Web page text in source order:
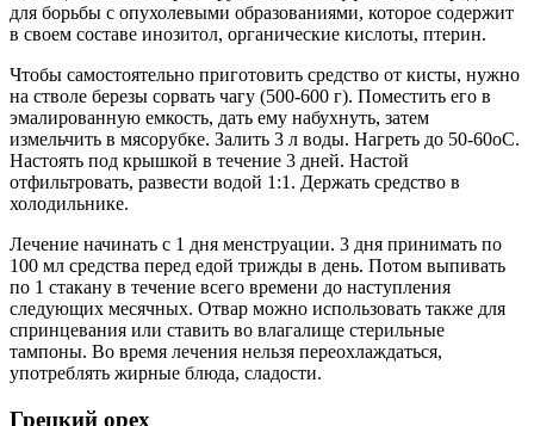
для борьбы с опухолевыми образованиями, которое содержит
в своем составе инозитол, органические кислоты, птерин.
Чтобы самостоятельно приготовить средство от кисты, нужно
на стволе березы сорвать чагу (500-600 г). Поместить его в
эмалированную емкость, дать ему набухнуть, затем
измельчить в мясорубке. Залить 3 л воды. Нагреть до 50-60оС.
Настоять под крышкой в течение 3 дней. Настой
отфильтровать, развести водой 1:1. Держать средство в
холодильнике.
Лечение начинать с 1 дня менструации. 3 дня принимать по
100 мл средства перед едой трижды в день. Потом выпивать
по 1 стакану в течение всего времени до наступления
следующих месячных. Отвар можно использовать также для
спринцевания или ставить во влагалище стерильные
тампоны. Во время лечения нельзя переохлаждаться,
употреблять жирные блюда, сладости.
Грецкий орех